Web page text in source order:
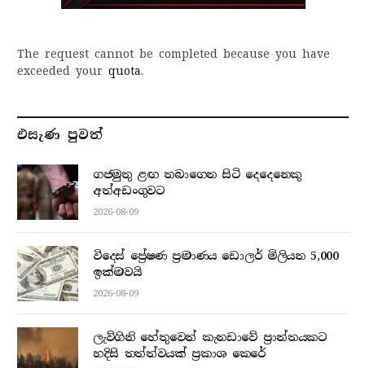
The request cannot be completed because you have
exceeded your quota.
එසැණ පුව​ත්
ගජමුතු ළඟ තබාගෙන සිටි දෙදෙනෙකු
අත්අඩංගුවට
2026-08-09
විදෙස් ප්‍රේෂණ ප්‍රමාණය ඩොලර් මිලියන 5,000
ඉක්මවයි
2026-08-09
ලැව්ගිනි හේතුවෙන් කැනඩාවේ ප්‍රාන්තයකට
හදිසි තත්ත්වයක් ප්‍රකාශ කෙරේ